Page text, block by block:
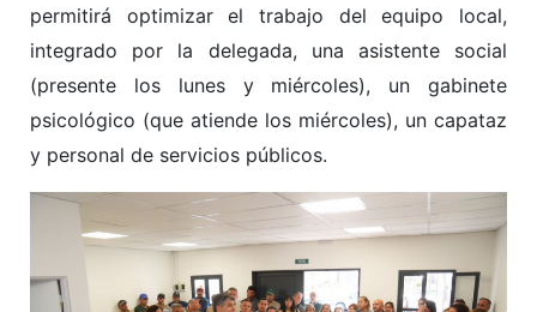
permitirá optimizar el trabajo del equipo local,
integrado por la delegada, una asistente social
(presente los lunes y miércoles), un gabinete
psicológico (que atiende los miércoles), un capataz
y personal de servicios públicos.